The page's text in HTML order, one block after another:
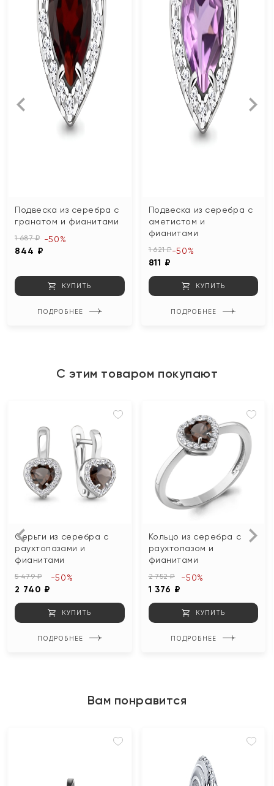
Подвеска из серебра с
гранатом и фианитами
1 687 ₽
844 ₽
-50%
КУПИТЬ
ПОДРОБНЕЕ
Подвеска из серебра с
аметистом и
фианитами
1 621 ₽
811 ₽
-50%
КУПИТЬ
ПОДРОБНЕЕ
С этим товаром покупают
Серьги из серебра с
раухтопазами и
фианитами
5 479 ₽
2 740 ₽
-50%
КУПИТЬ
ПОДРОБНЕЕ
Кольцо из серебра с
раухтопазом и
фианитами
2 752 ₽
1 376 ₽
-50%
КУПИТЬ
ПОДРОБНЕЕ
Вам понравится